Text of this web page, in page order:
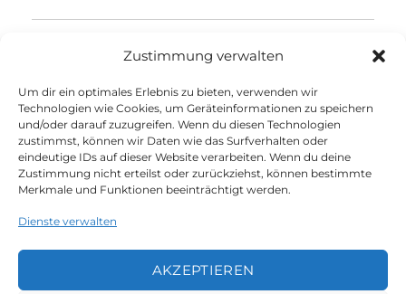
Zustimmung verwalten
Um dir ein optimales Erlebnis zu bieten, verwenden wir
Technologien wie Cookies, um Geräteinformationen zu speichern
und/oder darauf zuzugreifen. Wenn du diesen Technologien
zustimmst, können wir Daten wie das Surfverhalten oder
eindeutige IDs auf dieser Website verarbeiten. Wenn du deine
Zustimmung nicht erteilst oder zurückziehst, können bestimmte
Merkmale und Funktionen beeinträchtigt werden.
Dienste verwalten
AKZEPTIEREN
1 2 3 4